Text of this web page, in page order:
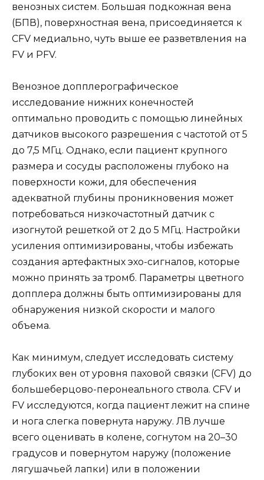
венозных систем. Большая подкожная вена
(БПВ), поверхностная вена, присоединяется к
CFV медиально, чуть выше ее разветвления на
FV и PFV.
Венозное допплерографическое
исследование нижних конечностей
оптимально проводить с помощью линейных
датчиков высокого разрешения с частотой от 5
до 7,5 МГц. Однако, если пациент крупного
размера и сосуды расположены глубоко на
поверхности кожи, для обеспечения
адекватной глубины проникновения может
потребоваться низкочастотный датчик с
изогнутой решеткой от 2 до 5 МГц. Настройки
усиления оптимизированы, чтобы избежать
создания артефактных эхо-сигналов, которые
можно принять за тромб. Параметры цветного
допплера должны быть оптимизированы для
обнаружения низкой скорости и малого
объема.
Как минимум, следует исследовать систему
глубоких вен от уровня паховой связки (CFV) до
большеберцово-перонеального ствола. CFV и
FV исследуются, когда пациент лежит на спине
и нога слегка повернута наружу. ЛВ лучше
всего оценивать в колене, согнутом на 20–30
градусов и повернутом наружу (положение
лягушачьей лапки) или в положении